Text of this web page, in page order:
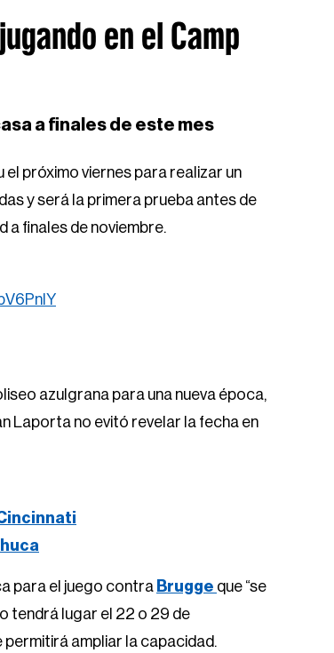
en el Camp
a finales de este mes
próximo viernes para realizar un
y será la primera prueba antes de
a finales de noviembre.
azulgrana para una nueva época,
Laporta no evitó revelar la fecha en
para el juego contra Brugge que “se
tendrá lugar el 22 o 29 de
permitirá ampliar la capacidad.